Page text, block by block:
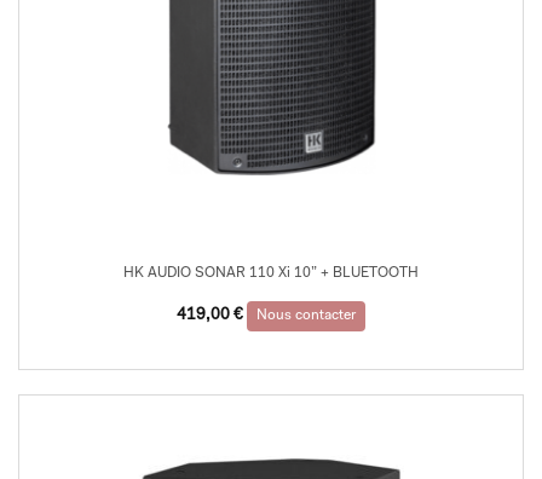
HK AUDIO SONAR 110 Xi 10” + BLUETOOTH
419,00 € Nous contacter